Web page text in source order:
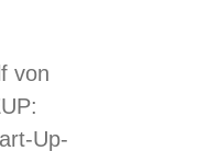
von
Up-